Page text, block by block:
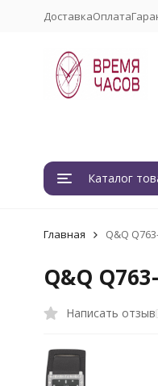
ДоставкаОплата
Каталог
Главная Q&Q
Q&Q
Написать отзыв